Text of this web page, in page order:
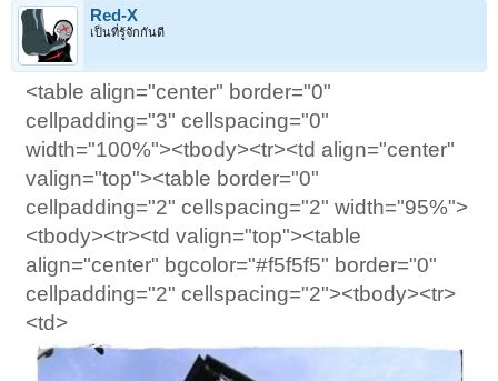
Red-X
เป็นที่รู้จักกันดี
<table align="center" border="0"
cellpadding="3" cellspacing="0"
width="100%"><tbody><tr><td align="center"
valign="top"><table border="0"
cellpadding="2" cellspacing="2" width="95%">
<tbody><tr><td valign="top"><table
align="center" bgcolor="#f5f5f5" border="0"
cellpadding="2" cellspacing="2"><tbody><tr>
<td>